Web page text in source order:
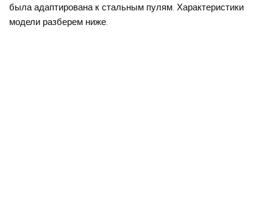
была адаптирована к стальным пулям. Характеристики
модели разберем ниже.